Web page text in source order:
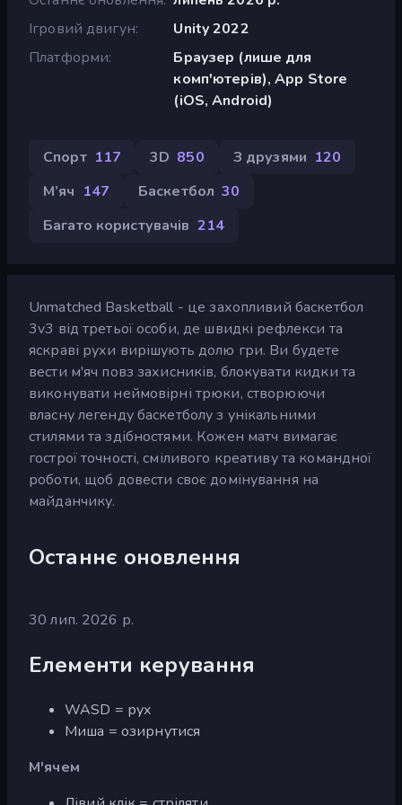
Ігровий двигун
Unity 2022
Платформи
Браузер (лише для
комп'ютерів), App Store
(iOS, Android)
Спорт 117 3D 850 З друзями 120
М’яч 147 Баскетбол 30
Багато користувачів 214
Unmatched Basketball - це захопливий баскетбол
3v3 від третьої особи, де швидкі рефлекси та
яскраві рухи вирішують долю гри. Ви будете
вести м'яч повз захисників, блокувати кидки та
виконувати неймовірні трюки, створюючи
власну легенду баскетболу з унікальними
стилями та здібностями. Кожен матч вимагає
гострої точності, сміливого креативу та командної
роботи, щоб довести своє домінування на
майданчику.
Останнє оновлення
30 лип. 2026 р.
Елементи керування
WASD = рух
Миша = озирнутися
М'ячем